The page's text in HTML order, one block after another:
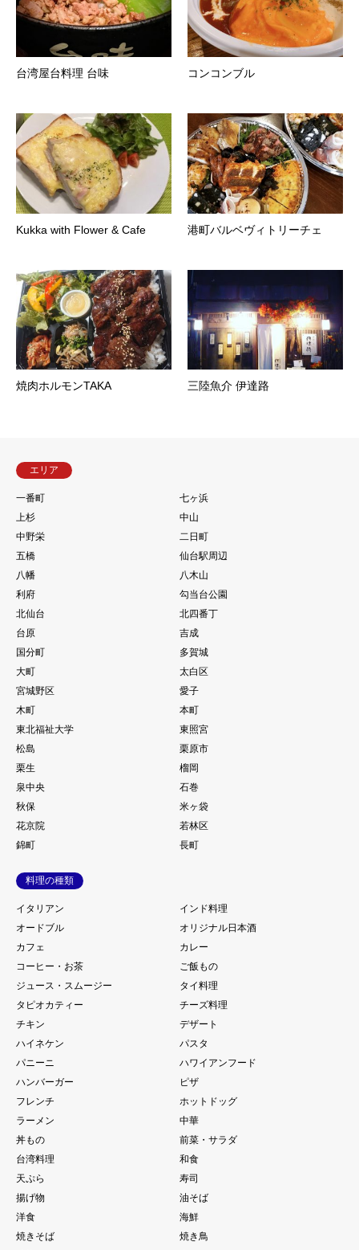
台湾屋台料理 台味 コンコンブル
Kukka with Flower & Cafe 港町バルベヴィトリーチェ
焼肉ホルモンTAKA 三陸魚介 伊達路
エリア
一番町
七ヶ浜
上杉
中山
中野栄
二日町
五橋
仙台駅周辺
八幡
八木山
利府
勾当台公園
北仙台
北四番丁
台原
吉成
国分町
多賀城
大町
太白区
宮城野区
愛子
木町
本町
東北福祉大学
東照宮
松島
栗原市
栗生
榴岡
泉中央
石巻
秋保
米ヶ袋
花京院
若林区
錦町
長町
料理の種類
イタリアン
インド料理
オードブル
オリジナル日本酒
カフェ
カレー
コーヒー・お茶
ご飯もの
ジュース・スムージー
タイ料理
タピオカティー
チーズ料理
チキン
デザート
ハイネケン
パスタ
パニーニ
ハワイアンフード
ハンバーガー
ピザ
フレンチ
ホットドッグ
ラーメン
中華
丼もの
前菜・サラダ
台湾料理
和食
天ぷら
寿司
揚げ物
油そば
洋食
海鮮
焼きそば
焼き鳥